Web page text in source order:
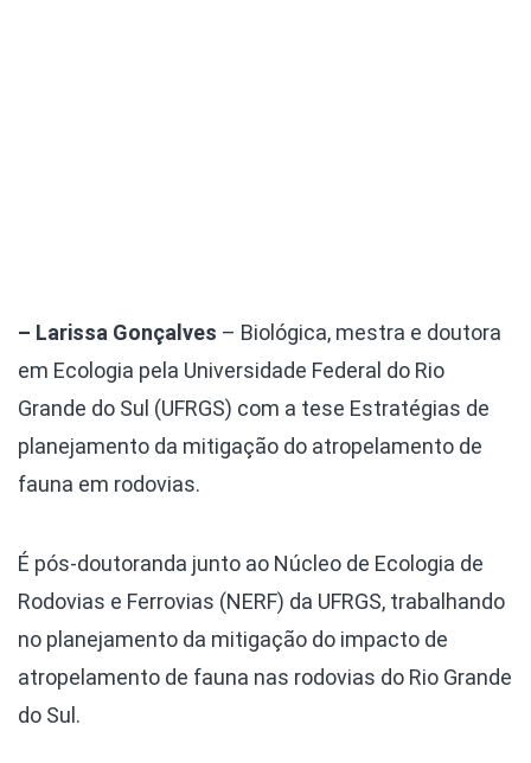
– Larissa Gonçalves – Biológica, mestra e doutora
em Ecologia pela Universidade Federal do Rio
Grande do Sul (UFRGS) com a tese Estratégias de
planejamento da mitigação do atropelamento de
fauna em rodovias.
É pós-doutoranda junto ao Núcleo de Ecologia de
Rodovias e Ferrovias (NERF) da UFRGS, trabalhando
no planejamento da mitigação do impacto de
atropelamento de fauna nas rodovias do Rio Grande
do Sul.